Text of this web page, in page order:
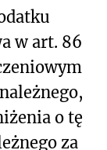
w art. 86
o tę
za